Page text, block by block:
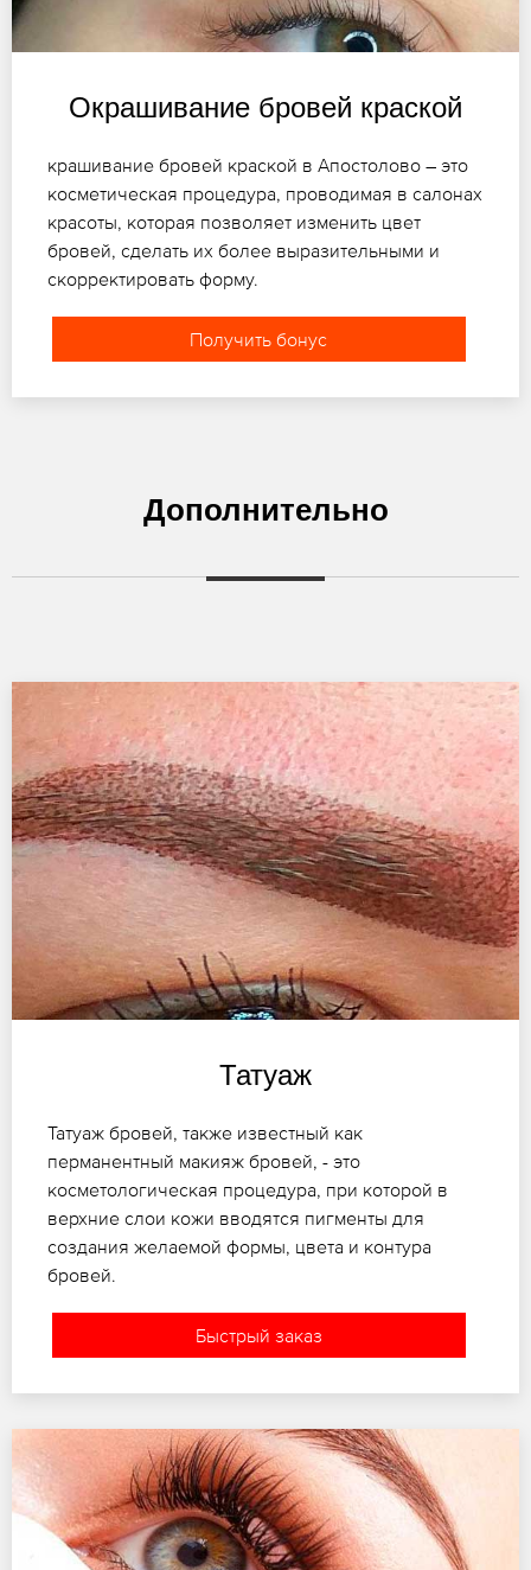
Окрашивание бровей краской
крашивание бровей краской в Апостолово – это
косметическая процедура, проводимая в салонах
красоты, которая позволяет изменить цвет
бровей, сделать их более выразительными и
скорректировать форму.
Получить бонус
Дополнительно
Татуаж
Татуаж бровей, также известный как
перманентный макияж бровей, - это
косметологическая процедура, при которой в
верхние слои кожи вводятся пигменты для
создания желаемой формы, цвета и контура
бровей.
Быстрый заказ